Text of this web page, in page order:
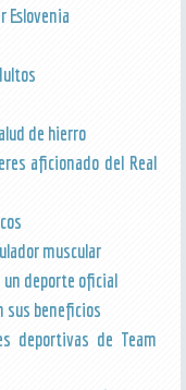
Eslovenia
de hierro
aficionado del Real
muscular
un deporte oficial
sus beneficios
deportivas de Team